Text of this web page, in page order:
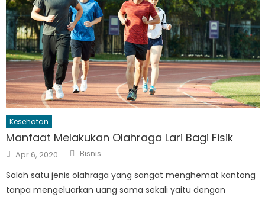
Kesehatan
Manfaat Melakukan Olahraga Lari Bagi Fisik
Posted
on
Apr 6, 2020 Author
Bisnis
Salah satu jenis olahraga yang sangat menghemat kantong
tanpa mengeluarkan uang sama sekali yaitu dengan